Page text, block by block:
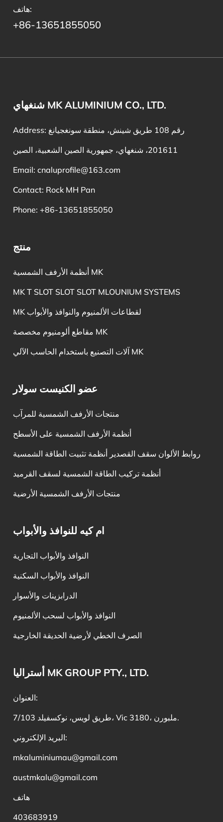
هاتف:
+86-13651855050
شنغهاي MK ALUMINIUM CO., LTD.
Address: رقم 108 طريق شينش، منطقة سونغجيانغ
201611، شنغهاي، جمهورية الصين الشعبية، الصين
Email:cnaluprofile@163.com
Contact: Rock MH Pan
Phone: +86-13651855050
منتج
أنظمة الأرفف الشمسية MK
MK T SLOT SLOT SLOT MLOUNIUM SYSTEMS
MK لقطاعات الألمنيوم والنوافذ والأبواب
مقاطع ألومنيوم مخصصة MK
آلات التصنيع باستخدام الحاسب الآلي MK
عضو الكنيست سولار
منتجات الأرفف الشمسية للمرآب
أنظمة الأرفف الشمسية على الأسطح
روابط الألوان سقف القصدير أنظمة تثبيت الطاقة الشمسية
أنظمة تركيب الطاقة الشمسية لسقف القرميد
منتجات الأرفف الشمسية الأرضية
ام كيه للنوافذ والأبواب
النوافذ والأبواب التجارية
النوافذ والأبواب السكنية
الدرابزينات والأسوار
النوافذ والأبواب لسحب الألمنيوم
الصرف الخطي لأرضية الحديقة الخارجية
أستراليا MK GROUP PTY., LTD.
العنوان:
7/103 طريق لويس، نوكسفيلد، Vic 3180، ملبورن.
البريد الإلكتروني:
mkaluminiumau@gmail.com
austmkalu@gmail.com
هاتف
403683919